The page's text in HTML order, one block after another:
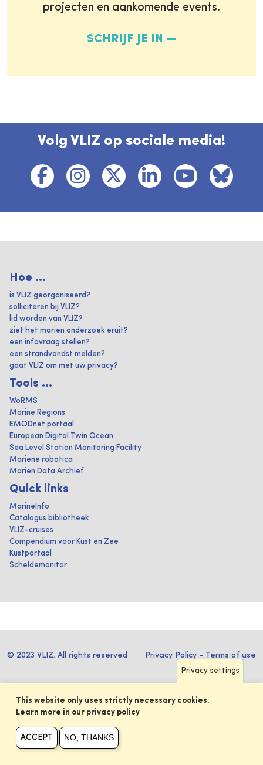
projecten en aankomende events.
SCHRIJF JE IN
Volg VLIZ op sociale media!
Hoe ...
is VLIZ georganiseerd?
solliciteren bij VLIZ?
lid worden van VLIZ?
ziet het marien onderzoek eruit?
een infovraag stellen?
een strandvondst melden?
gaat VLIZ om met uw privacy?
Tools ...
WoRMS
Marine Regions
EMODnet portaal
European Digital Twin Ocean
Sea Level Station Monitoring Facility
Mariene robotica
Marien Data Archief
Quick links
MarineInfo
Catalogus bibliotheek
VLIZ-cruises
Compendium voor Kust en Zee
Kustportaal
Scheldemonitor
© 2023 VLIZ. All rights reserved Privacy Policy - Terms of use
Privacy settings
This website only uses strictly necessary cookies.
Learn more in our privacy policy
ACCEPT NO, THANKS